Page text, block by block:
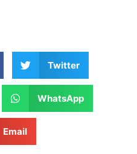
Twitter
WhatsApp
Email